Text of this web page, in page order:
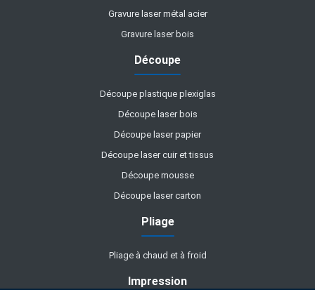
Gravure laser métal acier
Gravure laser bois
Découpe
Découpe plastique plexiglas
Découpe laser bois
Découpe laser papier
Découpe laser cuir et tissus
Découpe mousse
Découpe laser carton
Pliage
Pliage à chaud et à froid
Impression